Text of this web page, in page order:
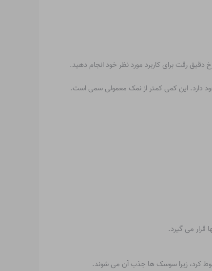
رقت برای کاربرد مورد نظر خود انجام دهید.
دارد. این کمی کمتر از نمک معمولی سمی است.
قرار می گیرد.
کرد، زیرا سوسک ها جذب آن می شوند.